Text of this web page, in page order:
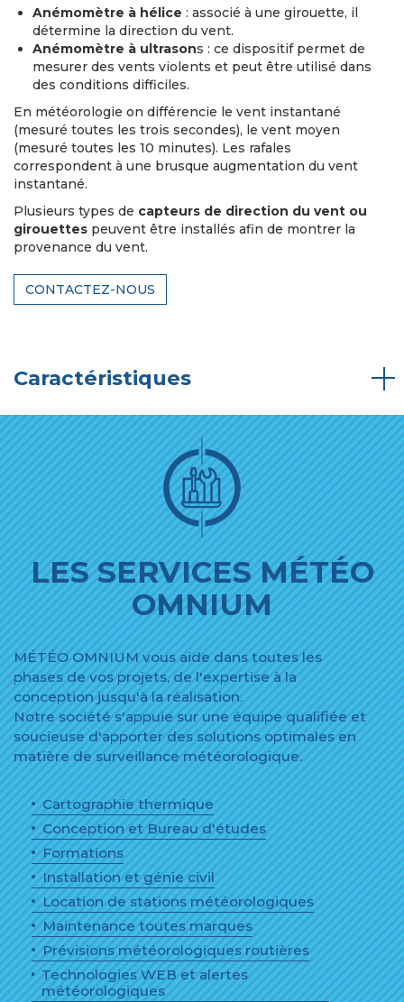
Anémomètre à hélice : associé à une girouette, il
détermine la direction du vent.
Anémomètre à ultrasons : ce dispositif permet de
mesurer des vents violents et peut être utilisé dans
des conditions difficiles.
En météorologie on différencie le vent instantané
(mesuré toutes les trois secondes), le vent moyen
(mesuré toutes les 10 minutes). Les rafales
correspondent à une brusque augmentation du vent
instantané.
Plusieurs types de capteurs de direction du vent ou
girouettes peuvent être installés afin de montrer la
provenance du vent.
CONTACTEZ-NOUS
Caractéristiques
LES SERVICES MÉTÉO
OMNIUM
MÉTÉO OMNIUM vous aide dans toutes les
phases de vos projets, de l'expertise à la
conception jusqu'à la réalisation.
Notre société s'appuie sur une équipe qualifiée et
soucieuse d'apporter des solutions optimales en
matière de surveillance météorologique.
Cartographie thermique
Conception et Bureau d'études
Formations
Installation et génie civil
Location de stations météorologiques
Maintenance toutes marques
Prévisions météorologiques routières
Technologies WEB et alertes
météorologiques